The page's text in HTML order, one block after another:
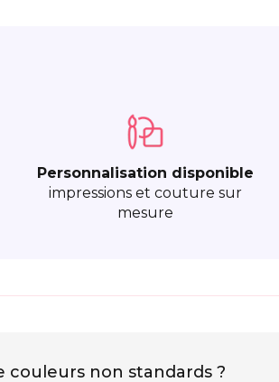
Personnalisation disponible
impressions et couture sur
mesure
couleurs non standards ?